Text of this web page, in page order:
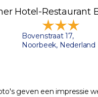
Hotel-Restaurant
Bovenstraat 17,
Noorbeek, Nederland
geven een impressie